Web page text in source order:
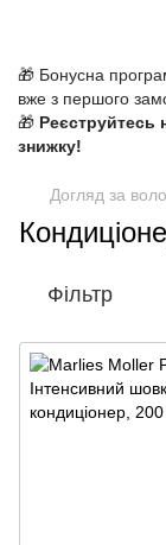
🎁 Бонусна
вже з першого
🎁 Реєструйтесь
знижку!
Догляд за
Фільтр